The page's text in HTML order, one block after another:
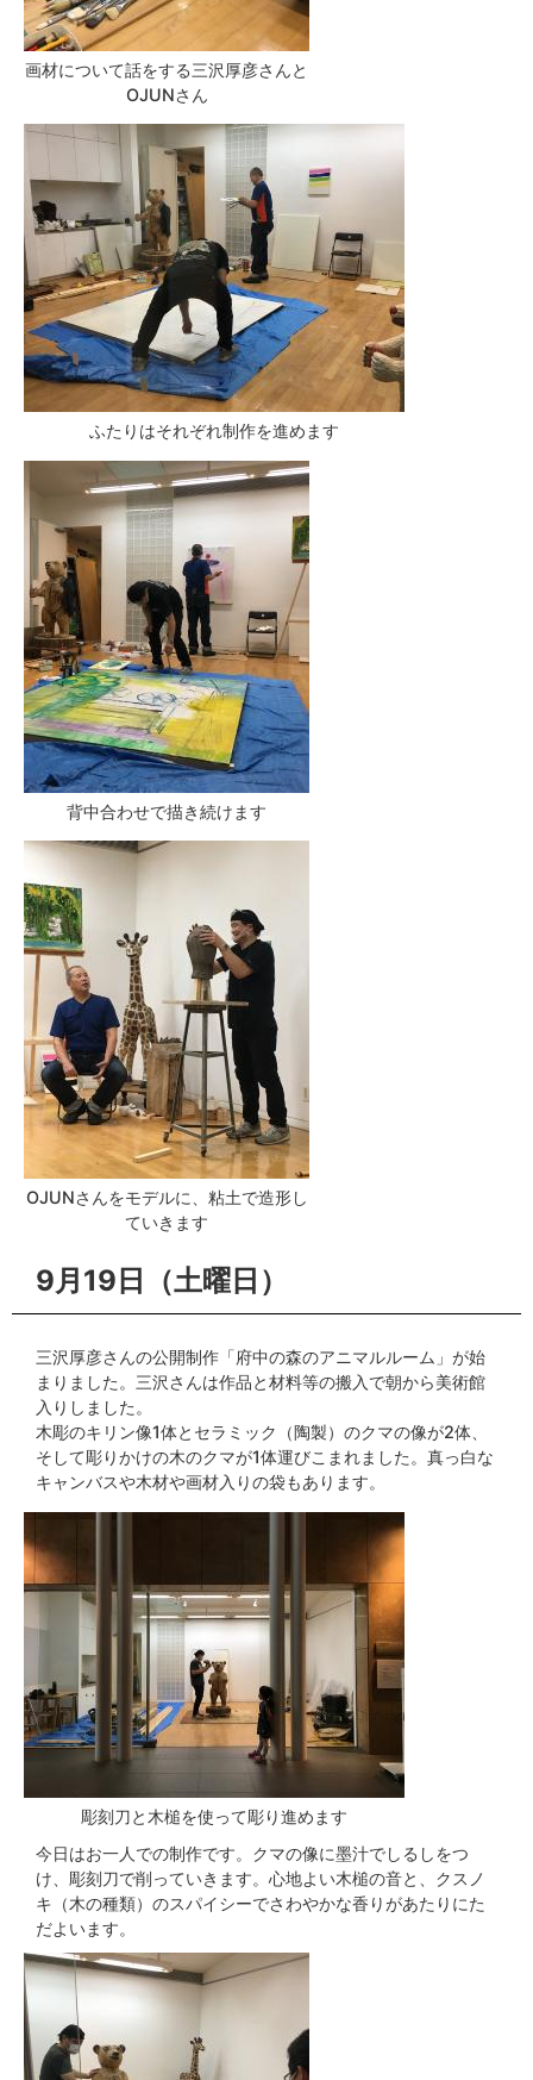
画材について話をする三沢厚彦さんと
OJUNさん
ふたりはそれぞれ制作を進めます
背中合わせで描き続けます
OJUNさんをモデルに、粘土で造形し
ていきます
9月19日（土曜日）
三沢厚彦さんの公開制作「府中の森のアニマルルーム」が始
まりました。三沢さんは作品と材料等の搬入で朝から美術館
入りしました。
木彫のキリン像1体とセラミック（陶製）のクマの像が2体、
そして彫りかけの木のクマが1体運びこまれました。真っ白な
キャンバスや木材や画材入りの袋もあります。
彫刻刀と木槌を使って彫り進めます
今日はお一人での制作です。クマの像に墨汁でしるしをつ
け、彫刻刀で削っていきます。心地よい木槌の音と、クスノ
キ（木の種類）のスパイシーでさわやかな香りがあたりにた
だよいます。